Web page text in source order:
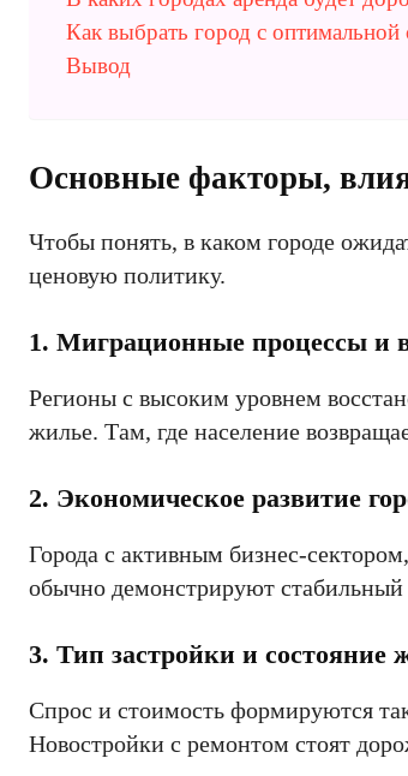
Как выбрать город с
Вывод
Основные факторы,
Чтобы понять, в каком городе
ценовую политику.
1. Миграционные процессы и
Регионы с высоким уровнем
жилье. Там, где население
2. Экономическое развитие
Города с активным бизнес-
обычно демонстрируют
3. Тип застройки и состояние
Спрос и стоимость формируются
Новостройки с ремонтом стоят